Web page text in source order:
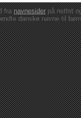
franavnesiderpå nettet
danskenavne til børn